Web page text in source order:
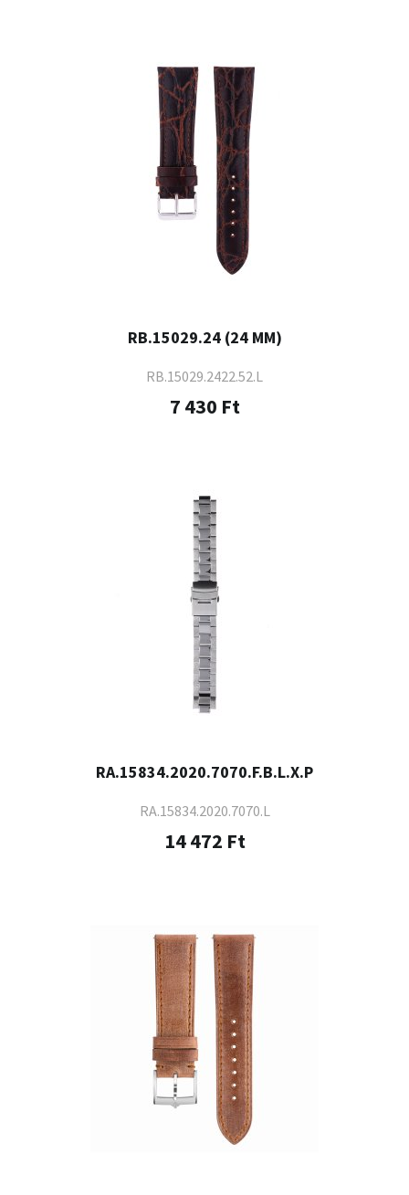
RB.15029.24 (24 MM)
RB.15029.2422.52.L
7 430 Ft
RA.15834.2020.7070.F.B.L.X.P
RA.15834.2020.7070.L
14 472 Ft